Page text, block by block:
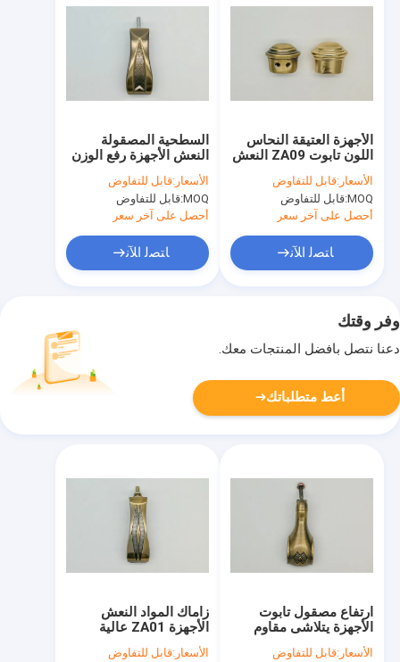
السطحية المصقولة
النعش الأجهزة رفع الوزن
100KG حياة طويلة
الأسعار:قابل للتفاوض
MOQ: قابل للتفاوض
أحصل على آخر سعر
ﺎﺘﺼﻟ ﺍﻶﻧ
الأجهزة العتيقة النحاس
اللون تابوت ZA09 النعش
تلميح ونهاية سقف قسط
الحديد
الأسعار:قابل للتفاوض
MOQ: قابل للتفاوض
أحصل على آخر سعر
ﺎﺘﺼﻟ ﺍﻶﻧ
وفر وقتك
دعنا نتصل بأفضل المنتجات معك.
أعط متطلباتك
زاماك المواد النعش
الأجهزة ZA01 عالية
المتانة في لون النحاس
العتيقة
الأسعار:قابل للتفاوض
ارتفاع مصقول تابوت
الأجهزة يتلاشى مقاوم
المواد ZA02 نموذج
الأسعار:قابل للتفاوض